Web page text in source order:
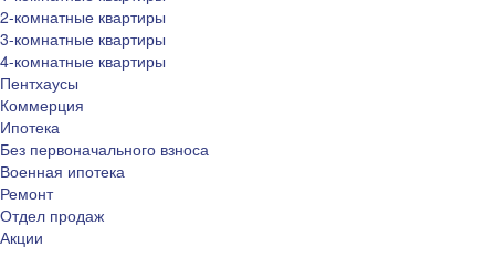
2-комнатные квартиры
3-комнатные квартиры
4-комнатные квартиры
Пентхаусы
Коммерция
Ипотека
Без первоначального взноса
Военная ипотека
Ремонт
Отдел продаж
Акции